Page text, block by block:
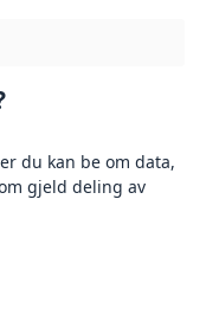
du kan be om data,
gjeld deling av